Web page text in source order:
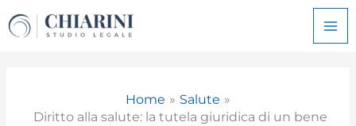
al
Home
Salute
Diritto alla salute: la tutela giuridica di un bene